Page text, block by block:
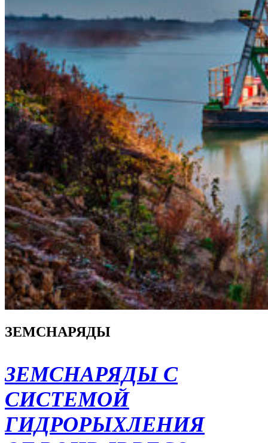
ЗЕМСНАРЯДЫ
ЗЕМСНАРЯДЫ С
СИСТЕМОЙ
ГИДРОРЫХЛЕНИЯ